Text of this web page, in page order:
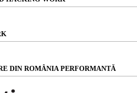
DIN ROMÂNIA PERFORMANTĂ